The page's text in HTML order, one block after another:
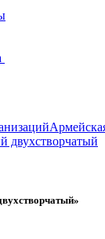
двухстворчатый